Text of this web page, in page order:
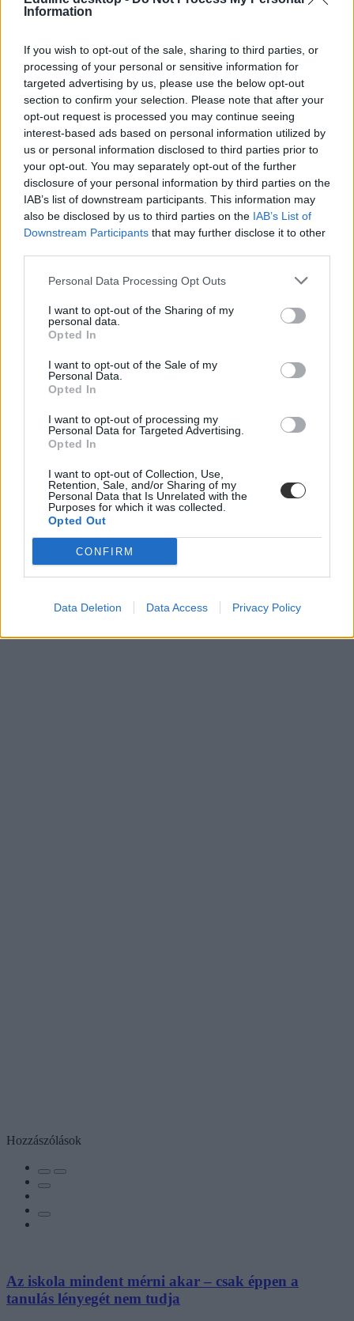
Information
If you wish to opt-out of the sale, sharing to third parties, or
processing of your personal or sensitive information for
targeted advertising by us, please use the below opt-out
section to confirm your selection. Please note that after your
opt-out request is processed you may continue seeing
interest-based ads based on personal information utilized by
us or personal information disclosed to third parties prior to
your opt-out. You may separately opt-out of the further
disclosure of your personal information by third parties on the
IAB’s list of downstream participants. This information may
also be disclosed by us to third parties on the IAB’s List of
Downstream Participants that may further disclose it to other
Personal Data Processing Opt Outs
I want to opt-out of the Sharing of my
personal data.
Opted In
I want to opt-out of the Sale of my
Personal Data.
Opted In
I want to opt-out of processing my
Personal Data for Targeted Advertising.
Opted In
I want to opt-out of Collection, Use,
Retention, Sale, and/or Sharing of my
Personal Data that Is Unrelated with the
Purposes for which it was collected.
Opted Out
CONFIRM
Data Deletion Data Access Privacy Policy
nyelvi érettségi
emelt szintű érettségi
felsőoktatási felvételi
felvételi 2023
pontszámítás 2023
nyelvi érettségi 2023
Hozzászólások
Az iskola mindent mérni akar – csak éppen a
tanulás lényegét nem tudja